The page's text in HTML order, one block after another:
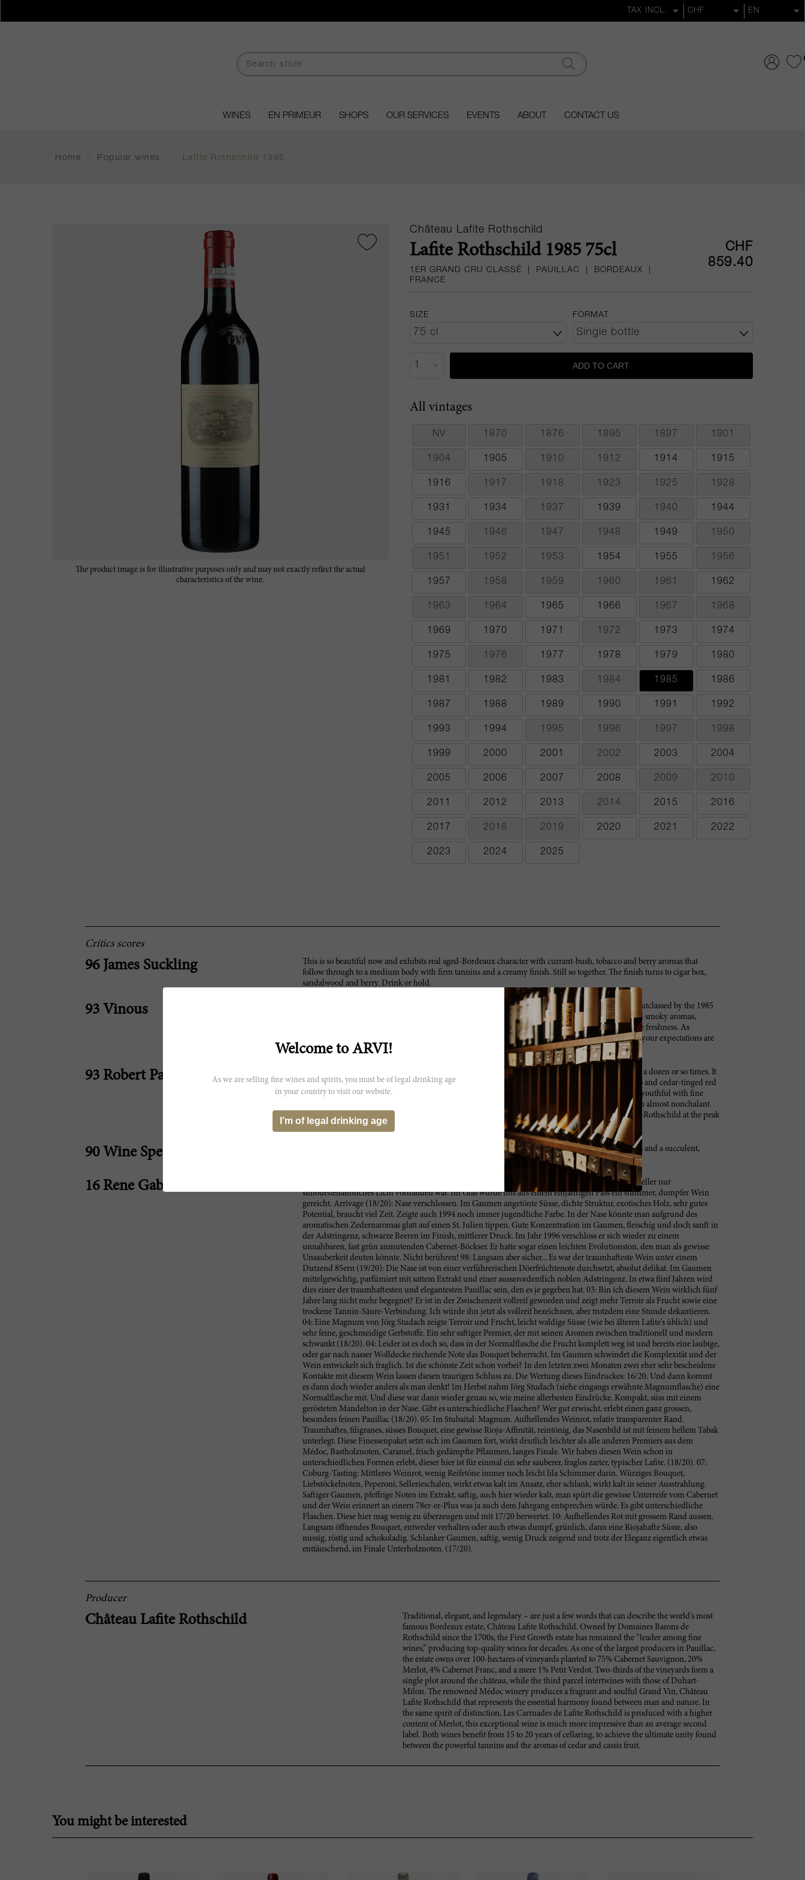
WINES EN PRIMEUR SHOPS OUR SERVICES EVENTS ABOUT CONTACT US
Home Popular wines Lafite Rothschild 1985
The product image is for illustrative purposes only and may not exactly reflect the actual
characteristics of the wine.
Château Lafite Rothschild
Lafite Rothschild 1985 75cl
1ER GRAND CRU CLASSÉ PAUILLAC BORDEAUX
FRANCE
CHF
859.40
SIZE FORMAT
ADD TO CART
All vintages
NV 1870 1876 1895 1897 1901
1904 1905 1910 1912 1914 1915
1916 1917 1918 1923 1925 1928
1931 1934 1937 1939 1940 1944
1945 1946 1947 1948 1949 1950
1951 1952 1953 1954 1955 1956
1957 1958 1959 1960 1961 1962
1963 1964 1965 1966 1967 1968
1969 1970 1971 1972 1973 1974
1975 1976 1977 1978 1979 1980
1981 1982 1983 1984 1985 1986
1987 1988 1989 1990 1991 1992
1993 1994 1995 1996 1997 1998
1999 2000 2001 2002 2003 2004
2005 2006 2007 2008 2009 2010
2011 2012 2013 2014 2015 2016
2017 2018 2019 2020 2021 2022
2023 2024 2025
Critics scores
96 James Suckling
This is so beautiful now and exhibits real aged-Bordeaux character with currant-bush, tobacco and berry aromas that
follow through to a medium body with firm tannins and a creamy finish. Still so together. The finish turns to cigar box,
sandalwood and berry. Drink or hold.
93 Vinous
The 1985 Lafite-Rothschild is only a modest success in the context of the vintage. Here, it is totally outclassed by the 1985
Las Cases. Light, slightly loose-knit red berry fruit on the nose is complemented by warm gravel and smoky aromas,
though it lacks a bit of energy. The palate is nicely balanced, not powerful but focused, with adequate freshness. As
mentioned in my previous tasting note, this has dispensed with some density in recent years, and if your expectations are
modest, it remains enjoyable. Tasted at Hameau de Barbaron in Burgundy.
93 Robert Parker
Tasted at the château, the 1985 Lafite-Rothschild was the best example of this wine that I have tasted a dozen or so times. It
has a beautiful nose that is just classic Lafite. It is still fresh yet understated, stately even, with tobacco and cedar-tinged red
berry fruit. It is not a powerful bouquet, but there is something...magnetic about it. The palate is still youthful with fine
tannin, like the nose, understated yet very well balanced. The acidity here is perfectly judged with an almost nonchalant
finish. You almost miss its virtues - it is just so self-effacing and insouciant. Just a really lovely Lafite-Rothschild at the peak
of its powers. Tasted March 2016.
90 Wine Spectator
A graceful wine with cedar, berry and cherry aromas and flavors. Medium-bodied, with fine tannins and a succulent,
sweet fruit finish. Delicious to drink now.--Cabernet Challenge. JS
16 Rene Gabriel
Die ausdrucksloseste Fassprobe meines Lebens: Die Farbe konnte ich unmöglich bewerten, da im Keller nur
silhouettenähnliches Licht vorhanden war. Im Glas wurde uns aus einem einjährigen Fass ein stummer, dumpfer Wein
gereicht. Arrivage (18/20): Nase verschlossen. Im Gaumen angetönte Süsse, dichte Struktur, exotisches Holz, sehr gutes
Potential, braucht viel Zeit. Zeigte auch 1994 noch immer jugendliche Farbe. In der Nase könnte man aufgrund des
aromatischen Zedernaromas glatt auf einen St. Julien tippen. Gute Konzentration im Gaumen, fleischig und doch sanft in
der Adstringenz, schwarze Beeren im Finish, mittlerer Druck. Im Jahr 1996 verschloss er sich wieder zu einem
unnahbaren, fast grün anmutenden Cabernet-Böckser. Er hatte sogar einen leichten Evolutionston, den man als gewisse
Unsauberkeit deuten könnte. Nicht berühren! 98: Langsam aber sicher... Es war der traumhafteste Wein unter einem
Dutzend 85ern (19/20): Die Nase ist von einer verführerischen Dörrfrüchtenote durchsetzt, absolut delikat. Im Gaumen
mittelgewichtig, parfümiert mit sattem Extrakt und einer ausserordentlich noblen Adstringenz. In etwa fünf Jahren wird
dies einer der traumhaftesten und elegantesten Pauillac sein, den es je gegeben hat. 03: Bin ich diesem Wein wirklich fünf
Jahre lang nicht mehr begegnet? Er ist in der Zwischenzeit vollreif geworden und zeigt mehr Terroir als Frucht sowie eine
trockene Tannin-Säure-Verbindung. Ich würde ihn jetzt als vollreif bezeichnen, aber trotzdem eine Stunde dekantieren.
04: Eine Magnum von Jörg Studach zeigte Terroir und Frucht, leicht waldige Süsse (wie bei älteren Lafite's üblich) und
sehr feine, geschmeidige Gerbstoffe. Ein sehr saftiger Premier, der mit seinen Aromen zwischen traditionell und modern
schwankt (18/20). 04: Leider ist es doch so, dass in der Normalflasche die Frucht komplett weg ist und bereits eine laubige,
oder gar nach nasser Wolldecke riechende Note das Bouquet beherrscht. Im Gaumen schwindet die Komplexität und der
Wein entwickelt sich fraglich. Ist die schönste Zeit schon vorbei? In den letzten zwei Monaten zwei eher sehr bescheidene
Kontakte mit diesem Wein lassen diesen traurigen Schluss zu. Die Wertung dieses Eindruckes: 16/20. Und dann kommt
es dann doch wieder anders als man denkt! Im Herbst nahm Jörg Studach (siehe eingangs erwähnte Magnumflasche) eine
Normalflasche mit. Und diese war dann wieder genau so, wie meine allerbesten Eindrücke. Kompakt, süss mit einem
gerösteten Mandelton in der Nase. Gibt es unterschiedliche Flaschen? Wer gut erwischt, erlebt einen ganz grossen,
besonders feinen Pauillac (18/20). 05: Im Stubaital: Magnum. Aufhellendes Weinrot, relativ transparenter Rand.
Traumhaftes, filigranes, süsses Bouquet, eine gewisse Rioja-Affinität, reintönig, das Nasenbild ist mit feinem hellem Tabak
unterlegt. Diese Finessenpaket setzt sich im Gaumen fort, wirkt deutlich leichter als alle anderen Premiers aus dem
Médoc, Bastholznoten, Caramel, frisch gedämpfte Pflaumen, langes Finale. Wir haben diesen Wein schon in
unterschiedlichen Formen erlebt, dieser hier ist für einmal ein sehr sauberer, fraglos zarter, typischer Lafite. (18/20). 07:
Coburg-Tasting: Mittleres Weinrot, wenig Reifetöne immer noch leicht lila Schimmer darin. Würziges Bouquet,
Liebstöckelnoten, Peperoni, Sellerieschalen, wirkt etwas kalt im Ansatz, eher schlank, wirkt kalt in seiner Ausstrahlung.
Saftiger Gaumen, pfeffrige Noten im Extrakt, saftig, auch hier wieder kalt, man spürt die gewisse Unterreife vom Cabernet
und der Wein erinnert an einern 78er-er-Plus was ja auch dem Jahrgang entsprechen würde. Es gibt unterschiedliche
Flaschen. Diese hier mag wenig zu überzeugen und mit 17/20 berwertet. 10: Aufhellendes Rot mit grossem Rand aussen.
Langsam öffnendes Bouquet, entweder verhalten oder auch etwas dumpf, grünlich, dann eine Riojahafte Süsse, also
nussig, röstig und schokoladig. Schlanker Gaumen, saftig, wenig Druck zeigend und trotz der Eleganz eigentlich etwas
enttäuschend, im Finale Unterholznoten. (17/20).
Producer
Château Lafite Rothschild
Traditional, elegant, and legendary – are just a few words that can describe the world’s most
famous Bordeaux estate, Château Lafite Rothschild. Owned by Domaines Barons de
Rothschild since the 1700s, the First Growth estate has remained the “leader among fine
wines,” producing top-quality wines for decades. As one of the largest producers in Pauillac,
the estate owns over 100-hectares of vineyards planted to 75% Cabernet Sauvignon, 20%
Merlot, 4% Cabernet Franc, and a mere 1% Petit Verdot. Two-thirds of the vineyards form a
single plot around the château, while the third parcel intertwines with those of Duhart-
Milon. The renowned Médoc winery produces a fragrant and soulful Grand Vin, Château
Lafite Rothschild that represents the essential harmony found between man and nature. In
the same spirit of distinction, Les Carruades de Lafite Rothschild is produced with a higher
content of Merlot, this exceptional wine is much more impressive than an average second
label. Both wines benefit from 15 to 20 years of cellaring, to achieve the ultimate unity found
between the powerful tannins and the aromas of cedar and cassis fruit.
You might be interested
Welcome to ARVI!
As we are selling fine wines and spirits, you must be of legal drinking age
in your country to visit our website.
I’m of legal drinking age